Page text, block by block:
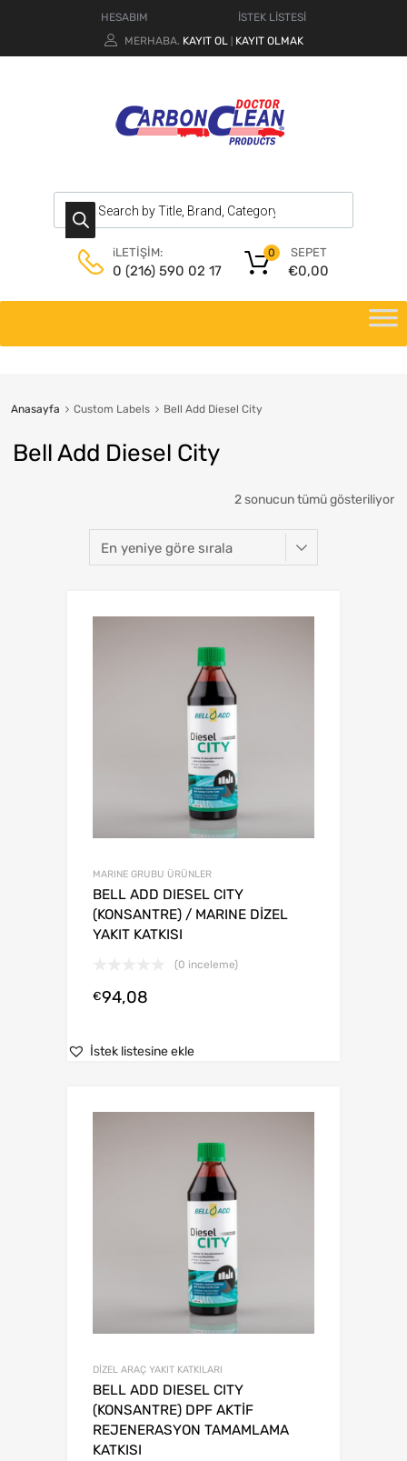
HESABIM
İSTEK LİSTESİ
MERHABA. KAYIT OL KAYIT OLMAK
iLETİŞİM:
0 (216) 590 02 17
SEPET
€0,00
0
Anasayfa Custom Labels Bell Add Diesel City
Bell Add Diesel City
2 sonucun tümü gösteriliyor
MARINE GRUBU ÜRÜNLER
BELL ADD DIESEL CITY
(KONSANTRE) / MARINE DİZEL
YAKIT KATKISI
(0 inceleme)
€94,08
İstek listesine ekle
DİZEL ARAÇ YAKIT KATKILARI
BELL ADD DIESEL CITY
(KONSANTRE) DPF AKTİF
REJENERASYON TAMAMLAMA
KATKISI